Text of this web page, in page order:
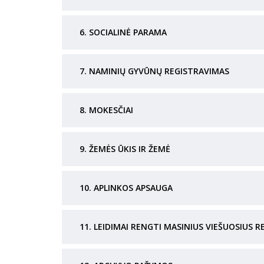
6. SOCIALINĖ PARAMA
7. NAMINIŲ GYVŪNŲ REGISTRAVIMAS
8. MOKESČIAI
9. ŽEMĖS ŪKIS IR ŽEMĖ
10. APLINKOS APSAUGA
11. LEIDIMAI RENGTI MASINIUS VIEŠUOSIUS